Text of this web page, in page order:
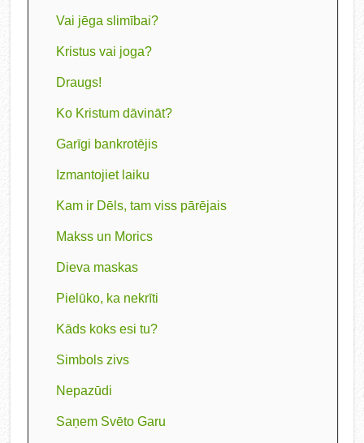
Vai jēga slimībai?
Kristus vai joga?
Draugs!
Ko Kristum dāvināt?
Garīgi bankrotējis
Izmantojiet laiku
Kam ir Dēls, tam viss pārējais
Makss un Morics
Dieva maskas
Pielūko, ka nekrīti
Kāds koks esi tu?
Simbols zivs
Nepazūdi
Saņem Svēto Garu